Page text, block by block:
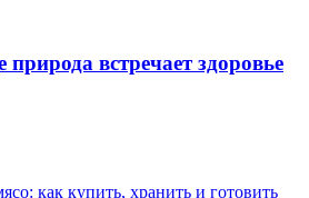
природа встречает здоровье
как купить, хранить и готовить